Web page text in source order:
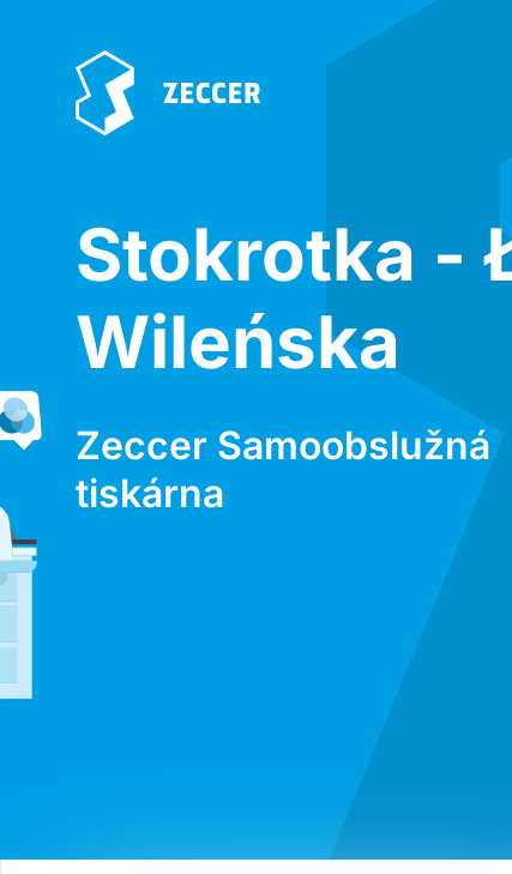
Stokrotka -
Wileńska
Zeccer Samoobslužná
tiskárna